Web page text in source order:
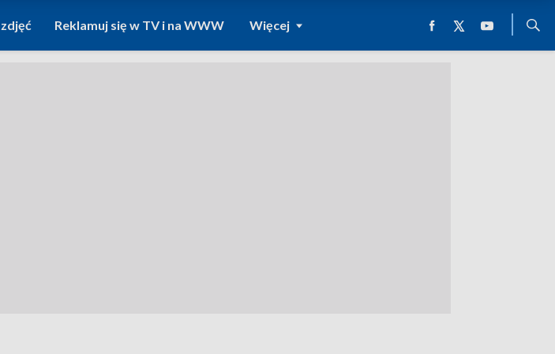
Reklamuj się w TV i na WWW Więcej